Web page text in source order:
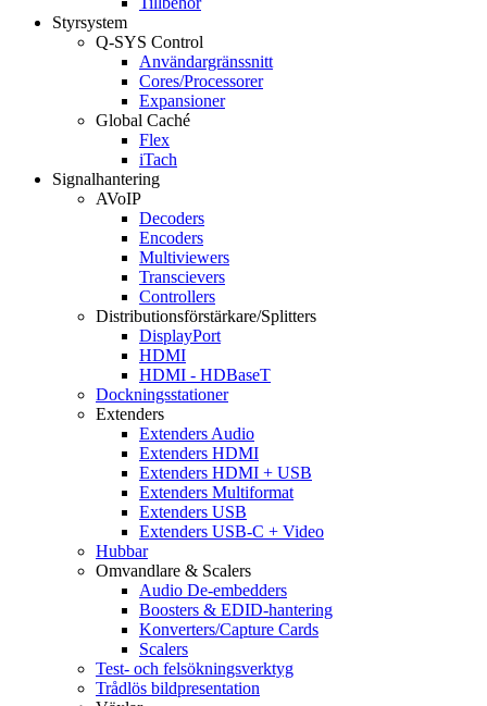
Styrsystem
Q-SYS Control
Användargränssnitt
Cores/Processorer
Expansioner
Global Caché
Flex
iTach
Signalhantering
AVoIP
Decoders
Encoders
Multiviewers
Transcievers
Controllers
Distributionsförstärkare/Splitters
DisplayPort
HDMI
HDMI - HDBaseT
Dockningsstationer
Extenders
Extenders Audio
Extenders HDMI
Extenders HDMI + USB
Extenders Multiformat
Extenders USB
Extenders USB-C + Video
Hubbar
Omvandlare & Scalers
Audio De-embedders
Boosters & EDID-hantering
Konverters/Capture Cards
Scalers
Test- och felsökningsverktyg
Trådlös bildpresentation